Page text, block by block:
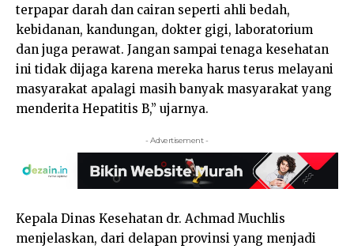
terpapar darah dan cairan seperti ahli bedah,
kebidanan, kandungan, dokter gigi, laboratorium
dan juga perawat. Jangan sampai tenaga kesehatan
ini tidak dijaga karena mereka harus terus melayani
masyarakat apalagi masih banyak masyarakat yang
menderita Hepatitis B,” ujarnya.
- Advertisement -
Kepala Dinas Kesehatan dr. Achmad Muchlis
menjelaskan, dari delapan provinsi yang menjadi